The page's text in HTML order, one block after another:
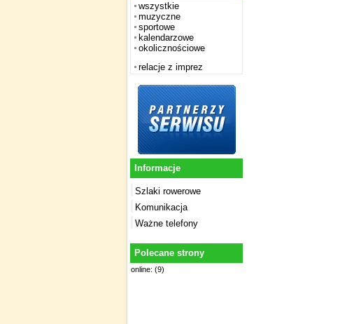
wszystkie
muzyczne
sportowe
kalendarzowe
okolicznościowe
relacje z imprez
Informacje
Szlaki rowerowe
Komunikacja
Ważne telefony
Polecane strony
online: (9)